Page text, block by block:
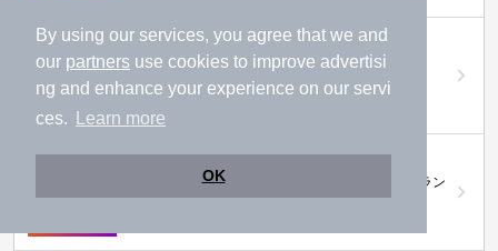
By using our services, you agree that we and
our partners use cookies to improve advertisi
ng and enhance your experience on our servi
ces.
Learn more
OK
ニフティ温泉ニュース
温泉にもっと行きたくなる！お得な情報を掲載中
ニフティ温泉 おふろパス
温浴施設をお得に楽しめるサブスクリプションプラン